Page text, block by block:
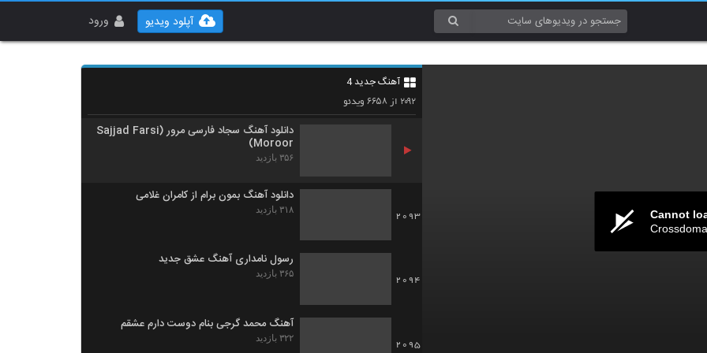
ورود آپلود ویدیو
Cannot
آهنگ جدید 4
۲۰۹۲ از ۶۶۵۸ویدئو
Mehr Khodesh Bood)
2091
دانلود آهنگ جدید و زیبای علیرضا اژدری با نام
دانلود آهنگ سجاد فارسی مرور (Sajjad Farsi
Moroor)
۳۵۶ بازدید
2093
دانلود آهنگ بمون برام از کامران غلامی
۳۱۸ بازدید
2094
رسول نامداری آهنگ عشق جدید
۳۶۵ بازدید
2095
آهنگ محمد گرجی بنام دوست دارم عشقم
۳۲۲ بازدید